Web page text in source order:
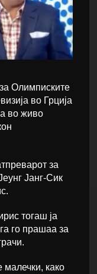
Олимписките
во Грција
во живо
за
Јанг-Сик
тогаш ја
го прашаа за
малечки, како